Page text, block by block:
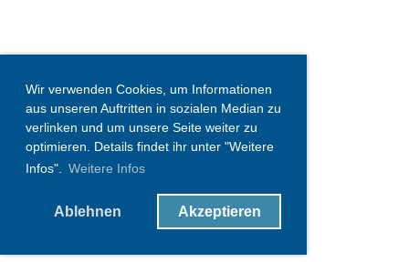
Wir verwenden Cookies, um Informationen
aus unseren Auftritten in sozialen Median zu
verlinken und um unsere Seite weiter zu
optimieren. Details findet ihr unter "Weitere
Infos". Weitere Infos
Ablehnen Akzeptieren